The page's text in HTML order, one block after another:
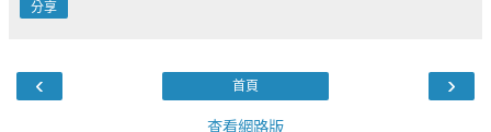
分享
‹ ›
首頁
查看網路版